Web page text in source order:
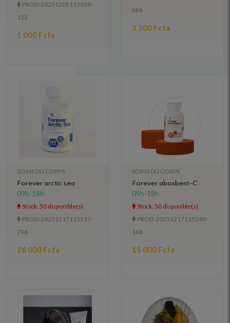
PROD-20251205115030-
132
1 000 Fcfa
888
3 500 Fcfa
SOINS DU CORPS
Forever arctic sea
09h-18h
Stock: 50 disponible(s)
PROD-20251217115517-
796
26 000 Fcfa
SOINS DU CORPS
Forever abosbent-C
09h-18h
Stock: 50 disponible(s)
PROD-20251217115240-
168
15 000 Fcfa